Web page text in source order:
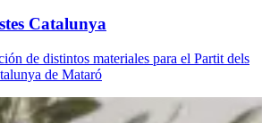
Catalunya
de distintos materiales para el Partit dels
de Mataró